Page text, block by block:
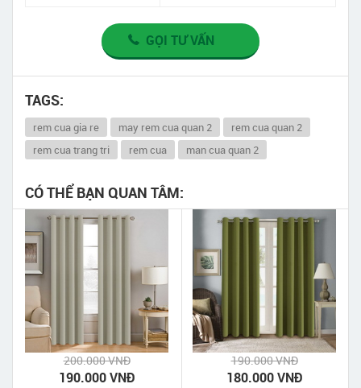
GỌI TƯ VẤN
TAGS:
rem cua gia re may rem cua quan 2
rem cua quan 2
rem cua trang tri
rem cua man cua quan 2
CÓ THỂ BẠN QUAN TÂM:
200.000 VNĐ
190.000 VNĐ
190.000 VNĐ
180.000 VNĐ